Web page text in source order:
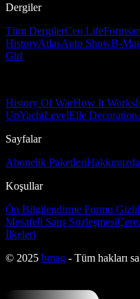
Dergiler
Tüm DergilerCeo Life
HistoryAtlasAuto ShowB-
Girl
History Of WarHow It Works
UpYachtLevelElle Decoration
Sayfalar
Abonelik PaketleriHakkımızda
Koşullar
Ön Bilgilendirme Formu
Mesafeli Satış Sözleşmesi
İlkeleri
© 2025 bmag - Tüm hakları